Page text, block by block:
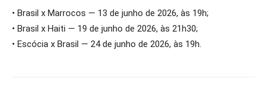
• Brasil x Marrocos — 13 de junho de 2026, às 19h;
• Brasil x Haiti — 19 de junho de 2026, às 21h30;
• Escócia x Brasil — 24 de junho de 2026, às 19h.